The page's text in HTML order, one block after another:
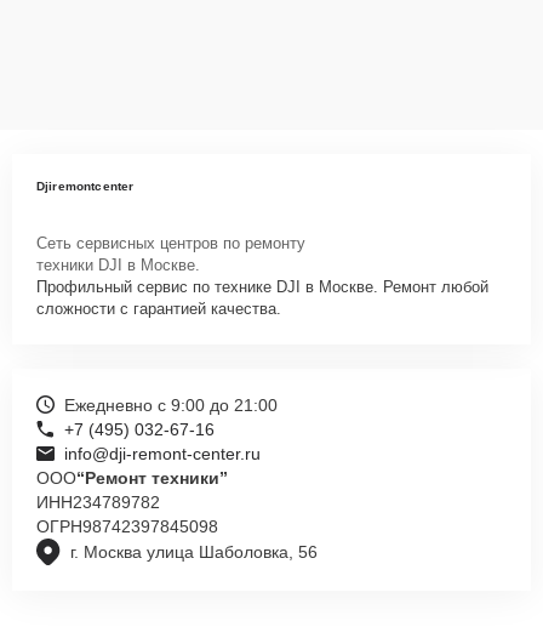
Djiremontcenter
Сеть сервисных центров по ремонту
техники DJI в Москве.
Профильный сервис по технике DJI в Москве. Ремонт любой
сложности с гарантией качества.
г. Москва улица Шаболовка, 56
Ежедневно с 9:00 до 21:00
+7 (495) 032-67-16
info@dji-remont-center.ru
ООО“Ремонт техники”
ИНН234789782
ОГРН98742397845098